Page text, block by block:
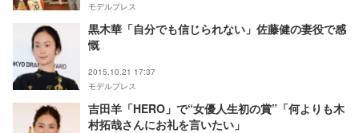
モデルプレス
黒木華「自分でも信じられない」佐藤健の妻役で感
慨
2015.10.21 17:37
モデルプレス
吉田羊「HERO」で“女優人生初の賞”「何よりも木
村拓哉さんにお礼を言いたい」